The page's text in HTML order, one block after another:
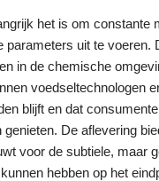
het is om constante
parameters uit te voeren.
in de chemische
voedseltechnologen
blijft en dat
genieten. De aflevering
voor de subtiele, maar
hebben op het